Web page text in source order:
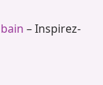
– Inspirez-